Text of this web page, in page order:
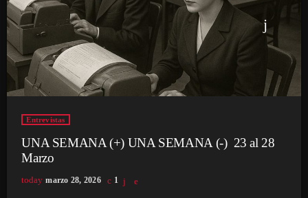
Entrevistas
UNA SEMANA (+) UNA SEMANA (-) 23 al 28
Marzo
today marzo 28, 2026 1